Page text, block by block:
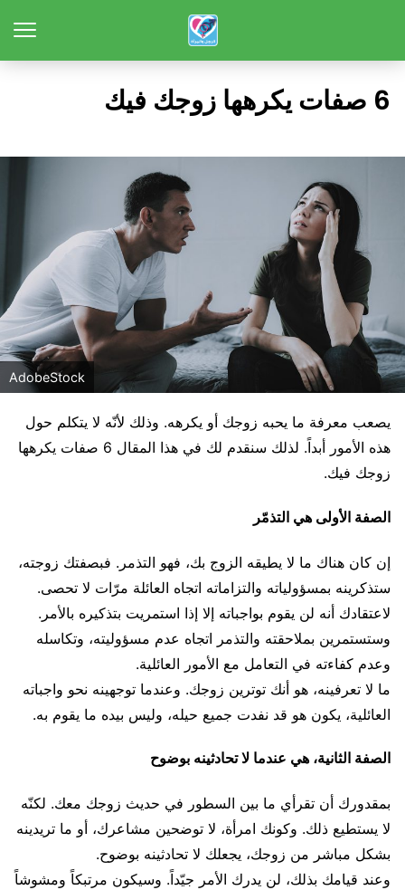
6 صفات يكرهها زوجك فيك
AdobeStock
يصعب معرفة ما يحبه زوجك أو يكرهه. وذلك لأنّه لا يتكلم حول
هذه الأمور أبداً. لذلك سنقدم لك في هذا المقال 6 صفات يكرهها
زوجك فيك.
الصفة الأولى هي التذمّر
إن كان هناك ما لا يطيقه الزوج بك، فهو التذمر. فبصفتك زوجته،
ستذكرينه بمسؤولياته والتزاماته اتجاه العائلة مرّات لا تحصى.
لاعتقادك أنه لن يقوم بواجباته إلا إذا استمريت بتذكيره بالأمر.
وستستمرين بملاحقته والتذمر اتجاه عدم مسؤوليته، وتكاسله
وعدم كفاءته في التعامل مع الأمور العائلية.
ما لا تعرفينه، هو أنك توترين زوجك. وعندما توجهينه نحو واجباته
العائلية، يكون هو قد نفدت جميع حيله، وليس بيده ما يقوم به.
الصفة الثانية، هي عندما لا تحادثينه بوضوح
بمقدورك أن تقرأي ما بين السطور في حديث زوجك معك. لكنّه
لا يستطيع ذلك. وكونك امرأة، لا توضحين مشاعرك، أو ما تريدينه
بشكل مباشر من زوجك، يجعلك لا تحادثينه بوضوح.
وعند قيامك بذلك، لن يدرك الأمر جيّداً. وسيكون مرتبكاً ومشوشاً